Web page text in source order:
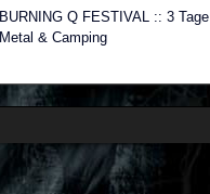
BURNING Q FESTIVAL :: 3 Tage
Metal & Camping